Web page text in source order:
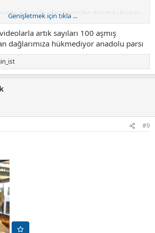
çok nadir olarak görülen Anadolu leoparı
Bir süredir hiç görülmeyen bu türün
Fakat son olarak10 Ekim 2022
görüntülerde Anadolu leoparı tekrardan
de sayılarının iki elin parmağını geçmediği
Genişletmek için tıkla ...
artık sayıları 100 aşmış
dağlarımıza hükmediyor anadolu parsı
#9